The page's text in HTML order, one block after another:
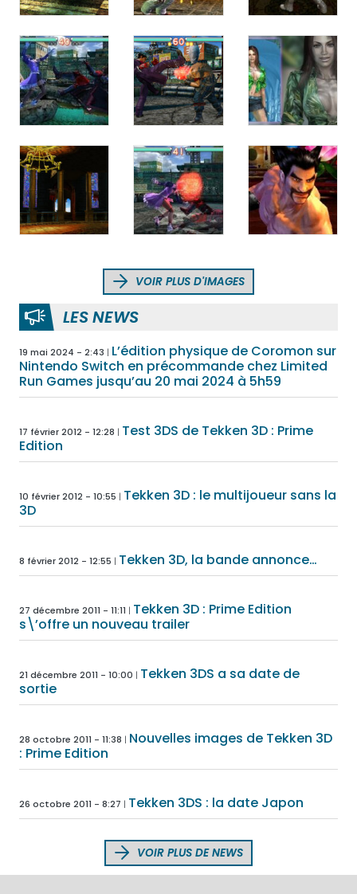
VOIR PLUS D'IMAGES
LES NEWS
19 mai 2024 - 2:43
L’édition physique de Coromon sur
Nintendo Switch en précommande chez Limited
Run Games jusqu’au 20 mai 2024 à 5h59
17 février 2012 - 12:28
Test 3DS de Tekken 3D : Prime
Edition
10 février 2012 - 10:55
Tekken 3D : le multijoueur sans la
3D
8 février 2012 - 12:55 Tekken 3D, la bande annonce…
27 décembre 2011 - 11:11
Tekken 3D : Prime Edition
s\’offre un nouveau trailer
21 décembre 2011 - 10:00
Tekken 3DS a sa date de
sortie
28 octobre 2011 - 11:38
Nouvelles images de Tekken 3D
: Prime Edition
26 octobre 2011 - 8:27 Tekken 3DS : la date Japon
VOIR PLUS DE NEWS